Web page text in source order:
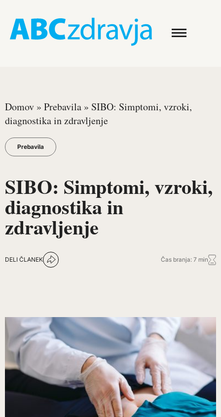
Domov » Prebavila » SIBO: Simptomi, vzroki,
diagnostika in zdravljenje
Prebavila
SIBO: Simptomi, vzroki,
diagnostika in
zdravljenje
DELI ČLANEK Čas branja: 7 min